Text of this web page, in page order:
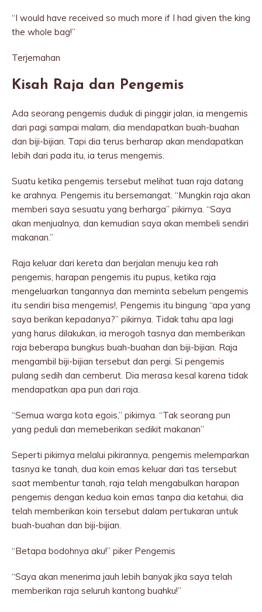
“I would have received so much more if I had given the king
the whole bag!”
Terjemahan
Kisah Raja dan Pengemis
Ada seorang pengemis duduk di pinggir jalan, ia mengemis
dari pagi sampai malam, dia mendapatkan buah-buahan
dan biji-bijian. Tapi dia terus berharap akan mendapatkan
lebih dari pada itu, ia terus mengemis.
Suatu ketika pengemis tersebut melihat tuan raja datang
ke arahnya. Pengemis itu bersemangat. “Mungkin raja akan
memberi saya sesuatu yang berharga” pikirnya. “Saya
akan menjualnya, dan kemudian saya akan membeli sendiri
makanan.”
Raja keluar dari kereta dan berjalan menuju kea rah
pengemis, harapan pengemis itu pupus, ketika raja
mengeluarkan tangannya dan meminta sebelum pengemis
itu sendiri bisa mengemis!, Pengemis itu bingung “apa yang
saya berikan kepadanya?” pikirnya. Tidak tahu apa lagi
yang harus dilakukan, ia merogoh tasnya dan memberikan
raja beberapa bungkus buah-buahan dan biji-bijian. Raja
mengambil biji-bijian tersebut dan pergi. Si pengemis
pulang sedih dan cemberut. Dia merasa kesal karena tidak
mendapatkan apa pun dari raja.
“Semua warga kota egois,” pikirnya. “Tak seorang pun
yang peduli dan memeberikan sedikit makanan”
Seperti pikirnya melalui pikirannya, pengemis melemparkan
tasnya ke tanah, dua koin emas keluar dari tas tersebut
saat membentur tanah, raja telah mengabulkan harapan
pengemis dengan kedua koin emas tanpa dia ketahui, dia
telah memberikan koin tersebut dalam pertukaran untuk
buah-buahan dan biji-bijian.
“Betapa bodohnya aku!” piker Pengemis
“Saya akan menerima jauh lebih banyak jika saya telah
memberikan raja seluruh kantong buahku!”